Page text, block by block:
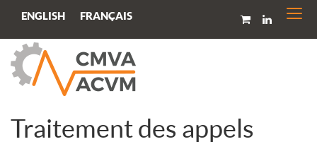
ENGLISH FRANÇAIS
Traitement des appels